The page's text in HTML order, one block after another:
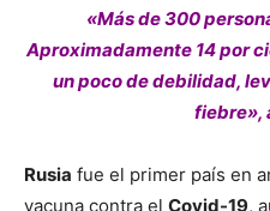
«Más de 300
Aproximadamente 14 por
un poco de debilidad,
fiebre»,
Rusia fue el primer país en
vacuna contra el Covid-19,